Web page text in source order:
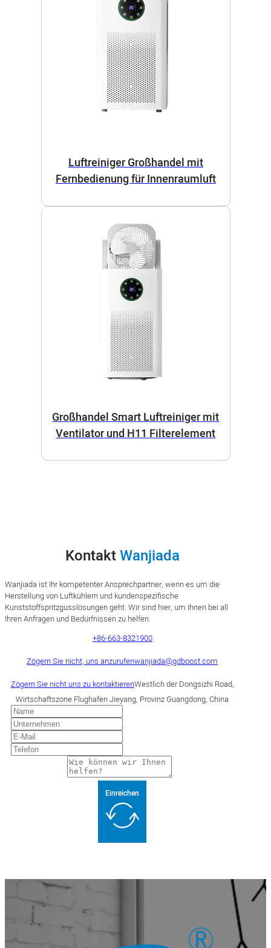
Luftreiniger Großhandel mit
Fernbedienung für Innenraumluft
Großhandel Smart Luftreiniger mit
Ventilator und H11 Filterelement
KontaktWanjiada
Wanjiada ist Ihr kompetenter Ansprechpartner, wenn es um die
Herstellung von Luftkühlern und kundenspezifische
Kunststoffspritzgusslösungen geht. Wir sind hier, um Ihnen bei all
Ihren Anfragen und Bedürfnissen zu helfen.
+86-663-8321900
Zögern Sie nicht, uns anzurufenwanjiada@gdboost.com
Zögern Sie nicht uns zu kontaktierenWestlich der Dongsizhi Road,
Wirtschaftszone Flughafen Jieyang, Provinz Guangdong, China
Einreichen